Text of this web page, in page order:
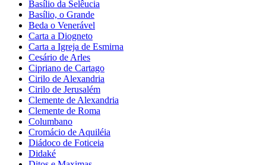
Basílio da Selêucia
Basílio, o Grande
Beda o Venerável
Carta a Diogneto
Carta a Igreja de Esmirna
Cesário de Arles
Cipriano de Cartago
Cirilo de Alexandria
Cirilo de Jerusalém
Clemente de Alexandria
Clemente de Roma
Columbano
Cromácio de Aquiléia
Diádoco de Foticeia
Didaké